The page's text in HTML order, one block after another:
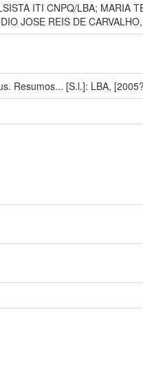
ITI CNPQ/LBA; MARIA
JOSE REIS DE
Resumos... [S.l.]: LBA,